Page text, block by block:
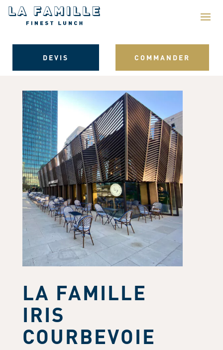
DEVIS COMMANDER
LA FAMILLE
IRIS
COURBEVOIE